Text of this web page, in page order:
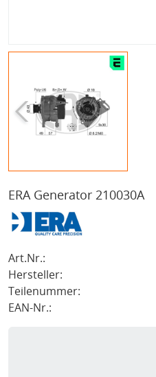
ERA Generator 210030A
Art.Nr.:
Hersteller:
Teilenummer:
EAN-Nr.: